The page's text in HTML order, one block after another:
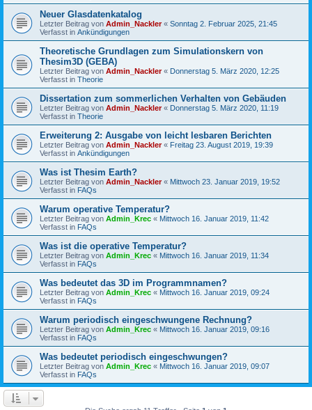
Neuer Glasdatenkatalog
Letzter Beitrag von Admin_Nackler« Sonntag 2. Februar 2025, 21:45
Verfasst in Ankündigungen
Theoretische Grundlagen zum Simulationskern von
Thesim3D (GEBA)
Letzter Beitrag von Admin_Nackler« Donnerstag 5. März 2020, 12:25
Verfasst in Theorie
Dissertation zum sommerlichen Verhalten von Gebäuden
Letzter Beitrag von Admin_Nackler« Donnerstag 5. März 2020, 11:19
Verfasst in Theorie
Erweiterung 2: Ausgabe von leicht lesbaren Berichten
Letzter Beitrag von Admin_Nackler« Freitag 23. August 2019, 19:39
Verfasst in Ankündigungen
Was ist Thesim Earth?
Letzter Beitrag von Admin_Nackler« Mittwoch 23. Januar 2019, 19:52
Verfasst in FAQs
Warum operative Temperatur?
Letzter Beitrag von Admin_Krec « Mittwoch 16. Januar 2019, 11:42
Verfasst in FAQs
Was ist die operative Temperatur?
Letzter Beitrag von Admin_Krec « Mittwoch 16. Januar 2019, 11:34
Verfasst in FAQs
Was bedeutet das 3D im Programmnamen?
Letzter Beitrag von Admin_Krec « Mittwoch 16. Januar 2019, 09:24
Verfasst in FAQs
Warum periodisch eingeschwungene Rechnung?
Letzter Beitrag von Admin_Krec « Mittwoch 16. Januar 2019, 09:16
Verfasst in FAQs
Was bedeutet periodisch eingeschwungen?
Letzter Beitrag von Admin_Krec « Mittwoch 16. Januar 2019, 09:07
Verfasst in FAQs